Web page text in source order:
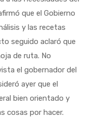
que el Gobierno
y las recetas
seguido aclaró que
de ruta. No
el gobernador del
ayer que el
bien orientado y
cosas por hacer.